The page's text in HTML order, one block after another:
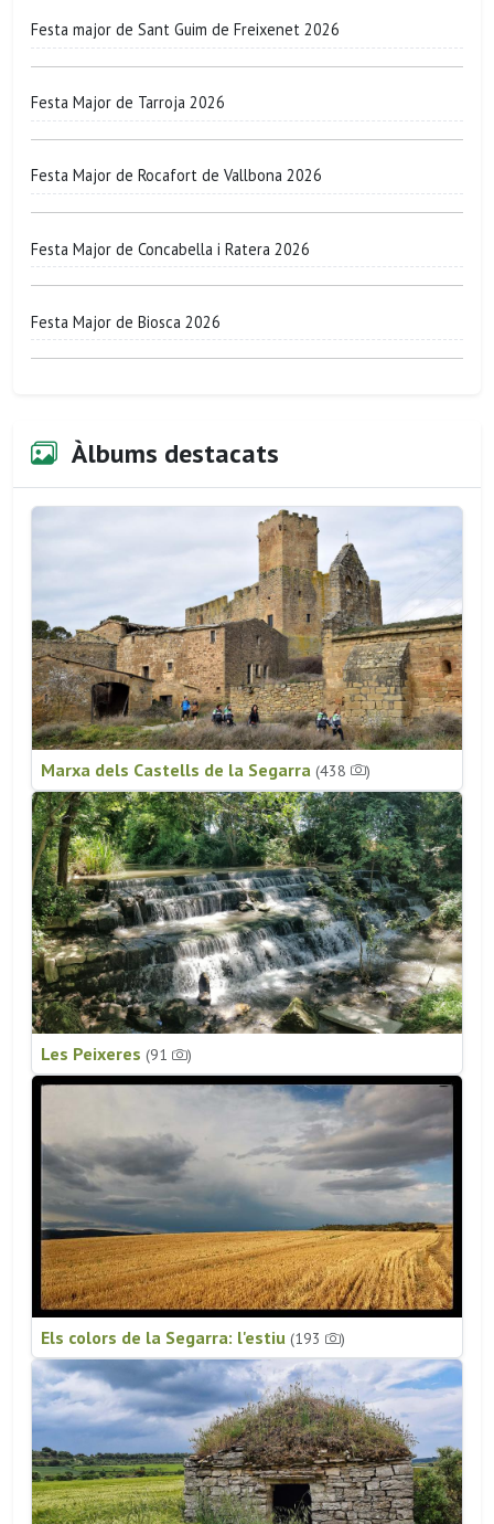
Festa major de Sant Guim de Freixenet 2026
Festa Major de Tarroja 2026
Festa Major de Rocafort de Vallbona 2026
Festa Major de Concabella i Ratera 2026
Festa Major de Biosca 2026
Àlbums destacats
Marxa dels Castells de la Segarra (438 )
Les Peixeres (91 )
Els colors de la Segarra: l'estiu (193 )